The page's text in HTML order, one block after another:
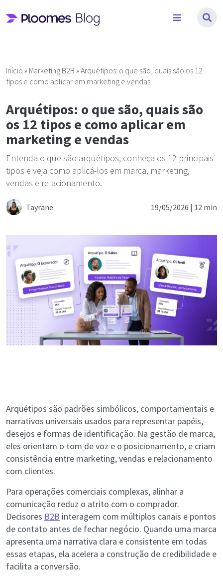
para
Início » Marketing B2B »Arquétipos: o que são, quais são os 12
tipos e como aplicar em marketing e vendas
Arquétipos: o que são, quais são
os 12 tipos e como aplicar em
marketing e vendas
Entenda o que são arquétipos, conheça os 12 principais
tipos e veja como aplicá-los em marca, marketing,
vendas e relacionamento.
Tayrane 19/05/2026 | 12 min
Arquétipos são padrões simbólicos, comportamentais e
narrativos universais usados para representar papéis,
desejos e formas de identificação. Na gestão de marca,
eles orientam o tom de voz e o posicionamento, e criam
consistência entre marketing, vendas e relacionamento
com clientes.
Para operações comerciais complexas, alinhar a
comunicação reduz o atrito com o comprador.
Decisores B2B interagem com múltiplos canais e pontos
de contato antes de fechar negócio. Quando uma marca
apresenta uma narrativa clara e consistente em todas
essas etapas, ela acelera a construção de credibilidade e
facilita a conversão.